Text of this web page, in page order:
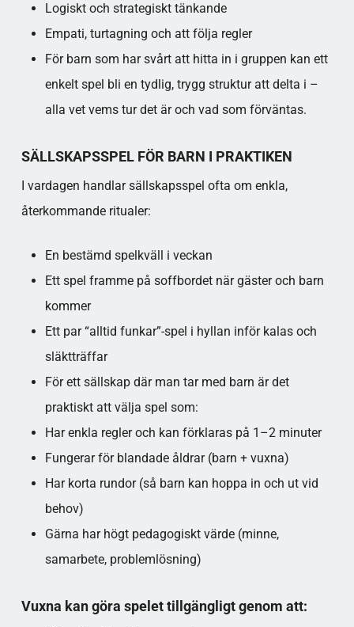
Logiskt och strategiskt tänkande
Empati, turtagning och att följa regler​
För barn som har svårt att hitta in i gruppen kan ett
enkelt spel bli en tydlig, trygg struktur att delta i –
alla vet vems tur det är och vad som förväntas.​
SÄLLSKAPSSPEL FÖR BARN I PRAKTIKEN
I vardagen handlar sällskapsspel ofta om enkla,
återkommande ritualer:
En bestämd spelkväll i veckan
Ett spel framme på soffbordet när gäster och barn
kommer
Ett par “alltid funkar”-spel i hyllan inför kalas och
släktträffar​
För ett sällskap där man tar med barn är det
praktiskt att välja spel som:
Har enkla regler och kan förklaras på 1–2 minuter
Fungerar för blandade åldrar (barn + vuxna)
Har korta rundor (så barn kan hoppa in och ut vid
behov)
Gärna har högt pedagogiskt värde (minne,
samarbete, problemlösning)​
Vuxna kan göra spelet tillgängligt genom att: